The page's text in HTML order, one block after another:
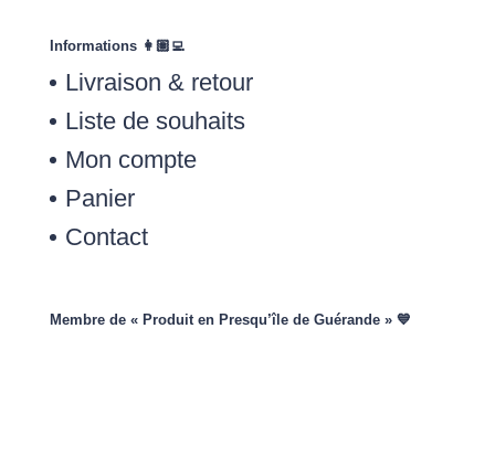
Informations 👩🏽‍💻
Livraison & retour
Liste de souhaits
Mon compte
Panier
Contact
Membre de « Produit en Presqu’île de Guérande » 💙